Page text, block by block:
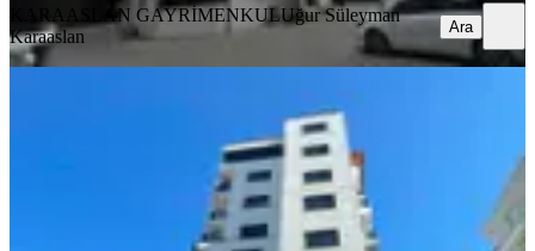
KARAASLAN GAYRİMENKULUğur Süleyman
Karaaslan
Ara
Baraj Yolu Cazip Daire
Seyhan, Yenibaraj Mahallesi
80 m² ·4. Kat ·06.08.2026
29.000 ₺